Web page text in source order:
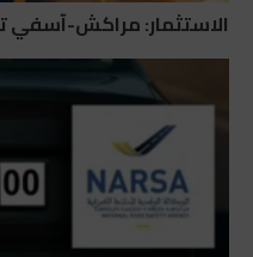
الاستثمار: مراكش-آسفي